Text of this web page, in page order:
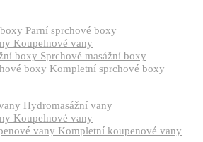
Parní sprchové boxy
Koupelnové vany
Sprchové masážní boxy
Kompletní sprchové boxy
Hydromasážní vany
Koupelnové vany
Kompletní koupenové vany